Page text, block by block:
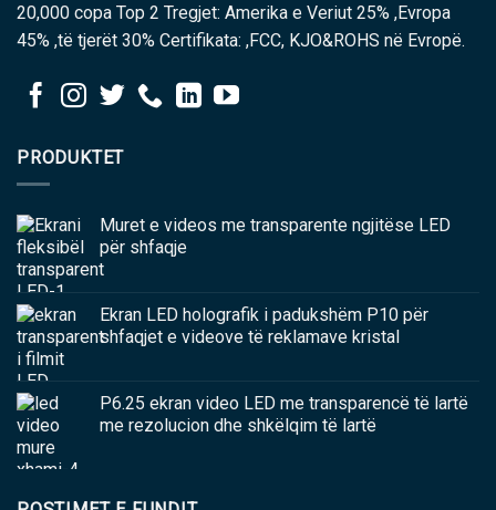
20,000 copa Top 2 Tregjet: Amerika e Veriut 25% ,Evropa
45% ,të tjerët 30% Certifikata: ,FCC, KJO&ROHS në Evropë.
PRODUKTET
Muret e videos me transparente ngjitëse LED
për shfaqje
Ekran LED holografik i padukshëm P10 për
shfaqjet e videove të reklamave kristal
P6.25 ekran video LED me transparencë të lartë
me rezolucion dhe shkëlqim të lartë